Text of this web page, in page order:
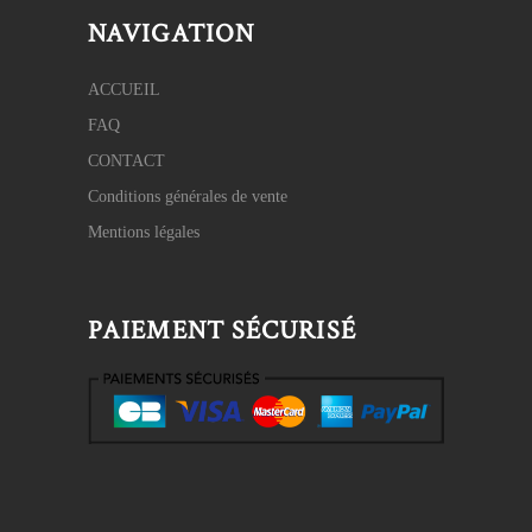
NAVIGATION
ACCUEIL
FAQ
CONTACT
Conditions générales de vente
Mentions légales
PAIEMENT SÉCURISÉ